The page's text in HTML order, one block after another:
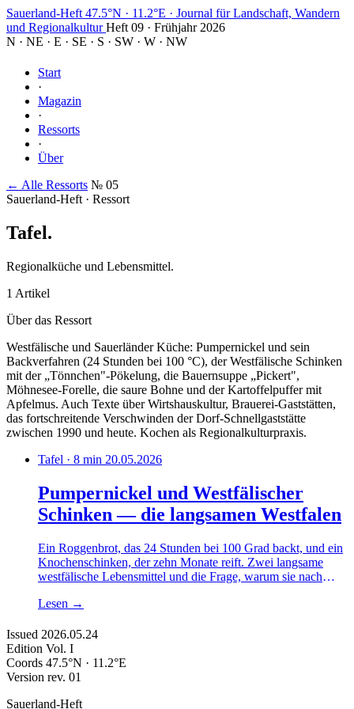
Sauerland-Heft 47.5°N · 11.2°E · Journal für Landschaft, Wandern
und Regionalkultur Heft 09 · Frühjahr 2026
N · NE · E · SE · S · SW · W · NW
Start
·
Magazin
·
Ressorts
·
Über
← Alle Ressorts № 05
Sauerland-Heft · Ressort
Tafel.
Regionalküche und Lebensmittel.
1 Artikel
Über das Ressort
Westfälische und Sauerländer Küche: Pumpernickel und sein
Backverfahren (24 Stunden bei 100 °C), der Westfälische Schinken
mit der „Tönnchen"-Pökelung, die Bauernsuppe „Pickert",
Möhnesee-Forelle, die saure Bohne und der Kartoffelpuffer mit
Apfelmus. Auch Texte über Wirtshauskultur, Brauerei-Gaststätten,
das fortschreitende Verschwinden der Dorf-Schnellgaststätte
zwischen 1990 und heute. Kochen als Regionalkulturpraxis.
Tafel · 8 min 20.05.2026
Pumpernickel und Westfälischer
Schinken — die langsamen Westfalen
Ein Roggenbrot, das 24 Stunden bei 100 Grad backt, und ein
Knochenschinken, der zehn Monate reift. Zwei langsame
westfälische Lebensmittel und die Frage, warum sie nach
Lesen →
Issued 2026.05.24
Edition Vol. I
Coords 47.5°N · 11.2°E
Version rev. 01
Sauerland-Heft